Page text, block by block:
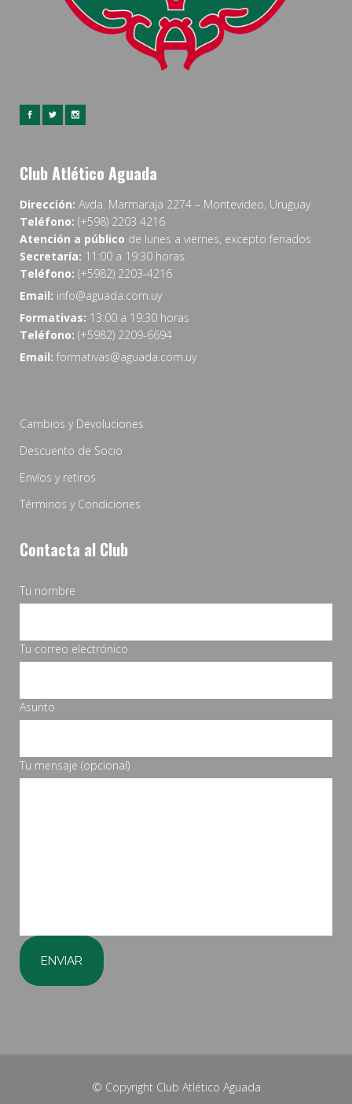
Club Atlético Aguada
Dirección: Avda. Marmaraja 2274 – Montevideo, Uruguay
Teléfono: (+598) 2203 4216
Atención a público de lunes a viernes, excepto feriados
Secretaría: 11:00 a 19:30 horas.
Teléfono: (+5982) 2203-4216
Email: info@aguada.com.uy
Formativas: 13:00 a 19:30 horas
Teléfono: (+5982) 2209-6694
Email: formativas@aguada.com.uy
Cambios y Devoluciones
Descuento de Socio
Envíos y retiros
Términos y Condiciones
Contacta al Club
Tu nombre
Tu correo electrónico
Asunto
Tu mensaje (opcional)
© Copyright Club Atlético Aguada